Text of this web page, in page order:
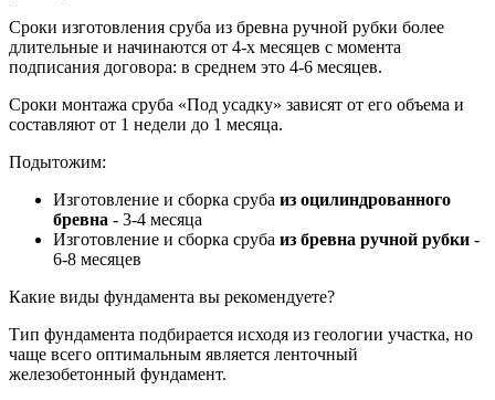
Сроки изготовления сруба из бревна ручной рубки более
длительные и начинаются от 4-х месяцев с момента
подписания договора: в среднем это 4-6 месяцев.
Сроки монтажа сруба «Под усадку» зависят от его объема и
составляют от 1 недели до 1 месяца.
Подытожим:
Изготовление и сборка сруба из оцилиндрованного
бревна - 3-4 месяца
Изготовление и сборка сруба из бревна ручной рубки -
6-8 месяцев
Какие виды фундамента вы рекомендуете?
Тип фундамента подбирается исходя из геологии участка, но
чаще всего оптимальным является ленточный
железобетонный фундамент.